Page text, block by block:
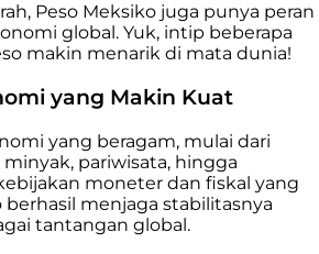
Peso Meksiko juga punya peran
global. Yuk, intip beberapa
makin menarik di mata dunia!
yang Makin Kuat
yang beragam, mulai dari
pariwisata, hingga
moneter dan fiskal yang
berhasil menjaga stabilitasnya
tantangan global.